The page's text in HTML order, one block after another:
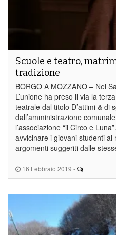
16 Febbraio 2019 -
Scuole e teatro,
tradizione
BORGO A MOZZANO – Nel
L’unione ha preso il via la
teatrale dal titolo D’attimi & di
dall’amministrazione
l’associazione “il Circo e
avvicinare i giovani studenti
argomenti suggeriti dalle